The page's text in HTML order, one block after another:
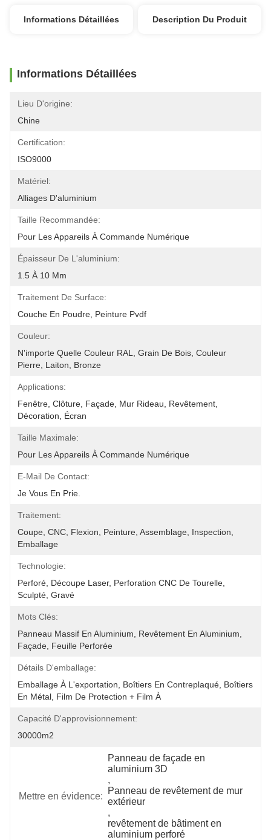
Informations Détaillées Description Du Produit
Informations Détaillées
Lieu D'origine:
Chine
Certification:
ISO9000
Matériel:
Alliages D'aluminium
Taille Recommandée:
Pour Les Appareils À Commande Numérique
Épaisseur De L'aluminium:
1.5 À 10 Mm
Traitement De Surface:
Couche En Poudre, Peinture Pvdf
Couleur:
N'importe Quelle Couleur RAL, Grain De Bois, Couleur
Pierre, Laiton, Bronze
Applications:
Fenêtre, Clôture, Façade, Mur Rideau, Revêtement,
Décoration, Écran
Taille Maximale:
Pour Les Appareils À Commande Numérique
E-Mail De Contact:
Je Vous En Prie.
Traitement:
Coupe, CNC, Flexion, Peinture, Assemblage, Inspection,
Emballage
Technologie:
Perforé, Découpe Laser, Perforation CNC De Tourelle,
Sculpté, Gravé
Mots Clés:
Panneau Massif En Aluminium, Revêtement En Aluminium,
Façade, Feuille Perforée
Détails D'emballage:
Emballage À L'exportation, Boîtiers En Contreplaqué, Boîtiers
En Métal, Film De Protection + Film À
Capacité D'approvisionnement:
30000m2
Mettre en évidence:
Panneau de façade en
aluminium 3D
,
Panneau de revêtement de mur
extérieur
,
revêtement de bâtiment en
aluminium perforé